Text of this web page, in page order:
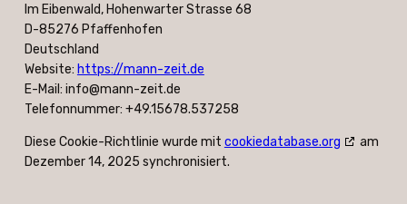
Im Eibenwald, Hohenwarter Strasse 68
D-85276 Pfaffenhofen
Deutschland
Website: https://mann-zeit.de
E-Mail: info@mann-zeit.de
Telefonnummer: +49.15678.537258
Diese Cookie-Richtlinie wurde mit cookiedatabase.org
am
Dezember 14, 2025 synchronisiert.